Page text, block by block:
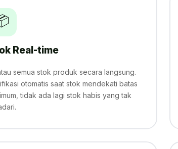
Real-time
semua stok produk secara langsung.
otomatis saat stok mendekati batas
tidak ada lagi stok habis yang tak